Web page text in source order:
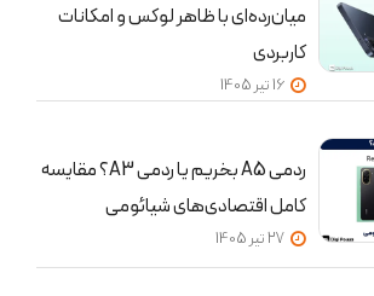
میان‌رده‌ای با ظاهر لوکس و امکانات
کاربردی
16 تير 1405
ردمی A5 بخریم یا ردمی A3؟ مقایسه
کامل اقتصادی‌های شیائومی
27 تير 1405